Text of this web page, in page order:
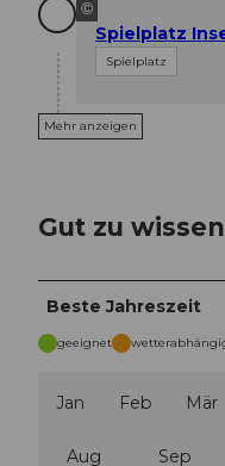
©
Spielplatz
Spielplatz
Mehr anzeigen
Gut zu wissen
Beste Jahreszeit
geeignet
Jan Feb Mär
Aug Sep